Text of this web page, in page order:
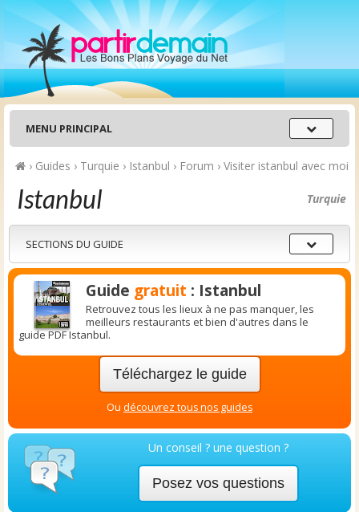
Menu
principal
MENU PRINCIPAL
› Guides › Turquie › Istanbul › Forum › Visiter istanbul avec moi
Turquie
Istanbul
Sections
du
guide
SECTIONS DU GUIDE
Guide gratuit : Istanbul
Retrouvez tous les lieux à ne pas manquer, les
meilleurs restaurants et bien d'autres dans le
guide PDF Istanbul.
Téléchargez le guide
Ou découvrez tous nos guides
Un conseil ? une question ?
Posez vos questions